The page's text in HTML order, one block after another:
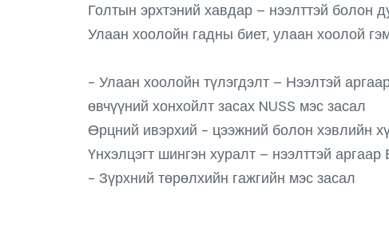
Голтын эрхтэний хавдар – нээлттэй болон
Улаан хоолойн гадны биет, улаан хоолой
- Улаан хоолойн түлэгдэлт – Нээлтэй
өвчүүний хонхойлт засах NUSS мэс засал
Өрцний ивэрхий - цээжний болон хэвлийн
Үнхэлцэгт шингэн хуралт – нээлттэй
- Зүрхний төрөлхийн гажгийн мэс засал